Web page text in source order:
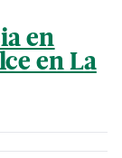
en
en La